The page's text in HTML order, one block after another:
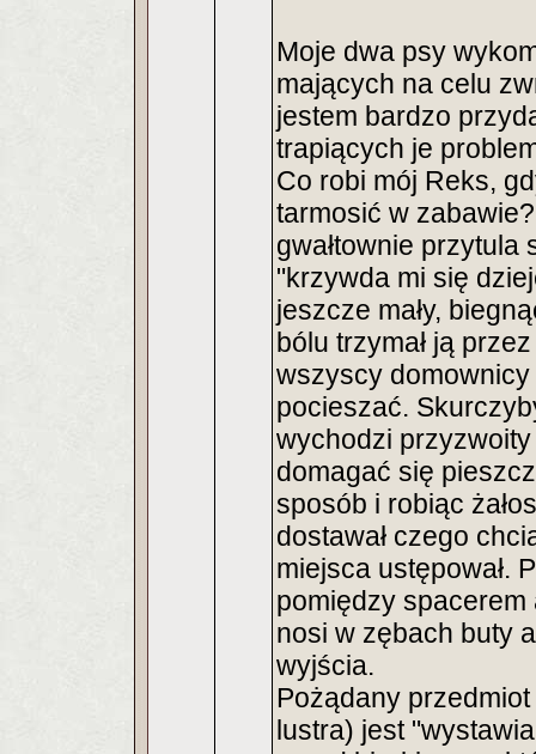
Moje dwa psy
mających na celu
jestem bardzo
trapiących je
Co robi mój Reks,
tarmosić w
gwałtownie przytula
"krzywda mi się
jeszcze mały,
bólu trzymał ją
wszyscy domownicy
pocieszać.
wychodzi przyzwoity
domagać się
sposób i robiąc
dostawał czego
miejsca ustępował.
pomiędzy
nosi w zębach buty
wyjścia.
Pożądany
lustra) jest